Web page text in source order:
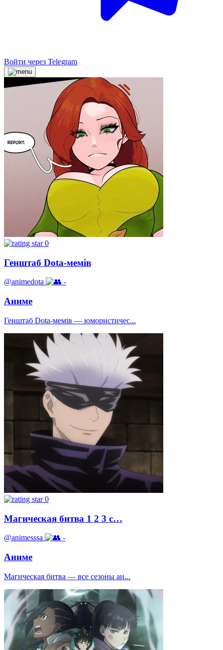
Войти через Telegram
0
Генштаб Dota-мемів
@animedota -
Аниме
Генштаб Dota-мемів — юмористичес...
0
Магическая битва 1 2 3 с…
@animesssa -
Аниме
Магическая битва — все сезоны ан...